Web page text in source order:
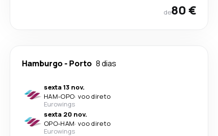
de80 €
Hamburgo - Porto 8 dias
sexta 13 nov.
HAM-OPO· voo direto
Eurowings
sexta 20 nov.
OPO-HAM· voo direto
Eurowings